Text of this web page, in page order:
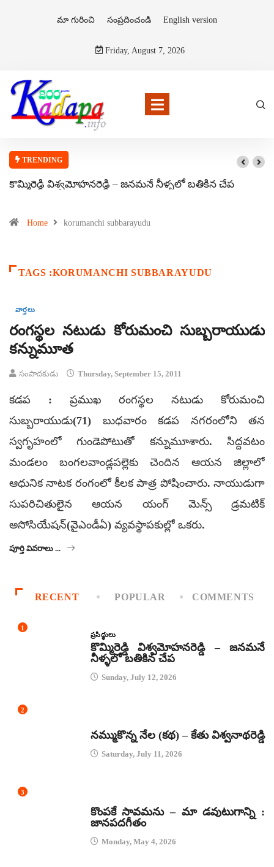
మా గురించి సంప్రదించండి English version
Friday, August 7, 2026
TRENDING
కొమ్మిరెడ్డి విశ్వమోహనరెడ్డి – జనమనే నీళ్ళలో బతికిన చేప
Home korumanchi subbarayudu
TAGS :KORUMANCHI SUBBARAYUDU
వార్తలు
రంగస్థల నటుడు కోరుమంచి సుబ్బరాయుడు
కన్నుమూత
సంపాదకుడు Thursday, September 15, 2011
కడప : ప్రముఖ రంగస్థల నటుడు కోరుమంచి
సుబ్బరాయుడు(71) బుధవారం కడప నగరంలోని తన
స్వగృహంలో గుండెపోటుతో కన్నుమూశారు. సిద్దవటం
మండలం బంగలవాండ్లపల్లెకు చెందిన ఆయన జిల్లాలో
ఆధునిక నాటక రంగంలో కీలక పాత్ర పోషించారు. నాయుడుగా
సుపరిచితులైన ఆయన యంగ్ మెన్స్ డ్రమటిక్
అసోసియేషన్(వైఎండీఏ) వ్యవస్థాపకుల్లో ఒకరు.
పూర్తి వివరాలు ...
RECENT POPULAR COMMENTS
1
ప్రసిద్ధులు
కొమ్మిరెడ్డి విశ్వమోహనరెడ్డి – జనమనే
నీళ్ళలో బతికిన చేప
Sunday, July 12, 2026
2
నమ్ముకొన్న నేల (కథ) – కేతు విశ్వనాథరెడ్డి
Saturday, July 11, 2026
3
కొంపకే సావమను – మా డవుటుగాన్ని :
జానపదగీతం
Monday, May 4, 2026